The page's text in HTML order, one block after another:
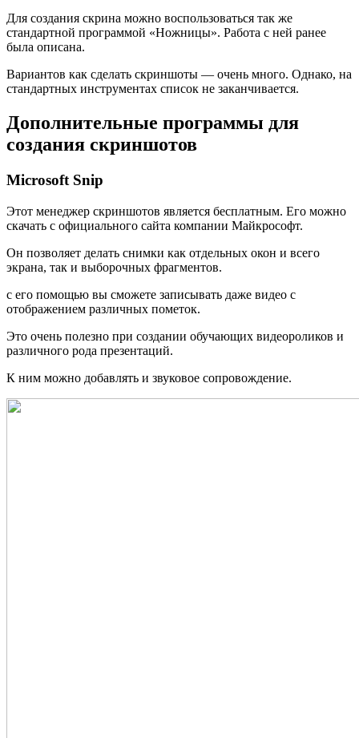
Для создания скрина можно воспользоваться так же
стандартной программой «Ножницы». Работа с ней ранее
была описана.
Вариантов как сделать скриншоты — очень много. Однако, на
стандартных инструментах список не заканчивается.
Дополнительные программы для
создания скриншотов
Microsoft Snip
Этот менеджер скриншотов является бесплатным. Его можно
скачать с официального сайта компании Майкрософт.
Он позволяет делать снимки как отдельных окон и всего
экрана, так и выборочных фрагментов.
с его помощью вы сможете записывать даже видео с
отображением различных пометок.
Это очень полезно при создании обучающих видеороликов и
различного рода презентаций.
К ним можно добавлять и звуковое сопровождение.